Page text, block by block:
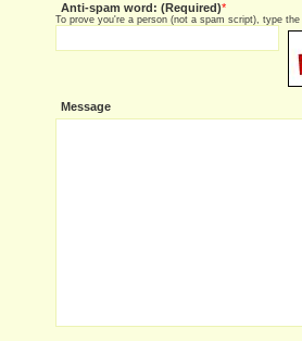
Anti-spam word: (Required)*
To prove you're a person (not a spam script), type
Message